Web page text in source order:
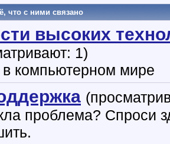
что с ними связано
высоких
1)
компьютерном мире
проблема? Спроси